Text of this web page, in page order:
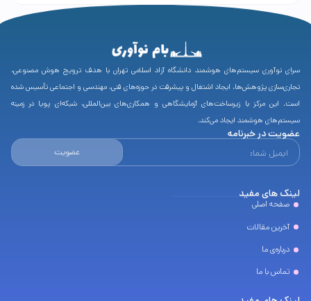
سرای نوآوری سیستم‌های هوشمند دانشگاه آزاد اسلامی تهران با هدف ترویج هوش مصنوعی،
تجاری‌سازی پژوهش‌ها، ایجاد اشتغال و پیشرفت در حوزه‌های فنی، مهندسی و اجتماعی تأسیس شده
است. این مرکز با زیرساخت‌های آزمایشگاهی و همکاری‌های بین‌المللی، شبکه‌ای پویا در زمینه
سیستم‌های هوشمند ایجاد می‌کند.
عضویت در خبرنامه
عضویت
لینک های مفید
صفحه اصلی
آخرین مقالات
درباره‌ی ما
تماس با ما